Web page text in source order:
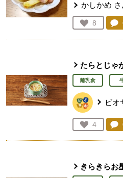
かしかめ
お気に入
8
人が登録
たらとじゃ
離乳食
ビオ
お気に入
4
人が登録
きらきらお